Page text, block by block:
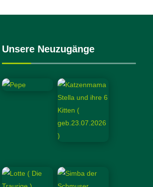
Unsere Neuzugänge